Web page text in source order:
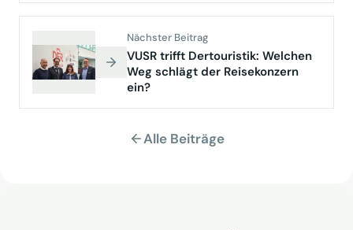
Nächster Beitrag
VUSR trifft Dertouristik: Welchen
Weg schlägt der Reisekonzern
ein?
Alle Beiträge